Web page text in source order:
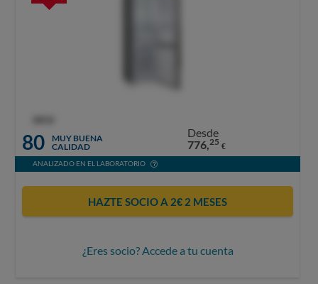
80
MUY BUENA
CALIDAD
Desde
776,25 €
ANALIZADO EN EL LABORATORIO
HAZTE SOCIO A 2€ 2 MESES
¿Eres socio? Accede a tu cuenta